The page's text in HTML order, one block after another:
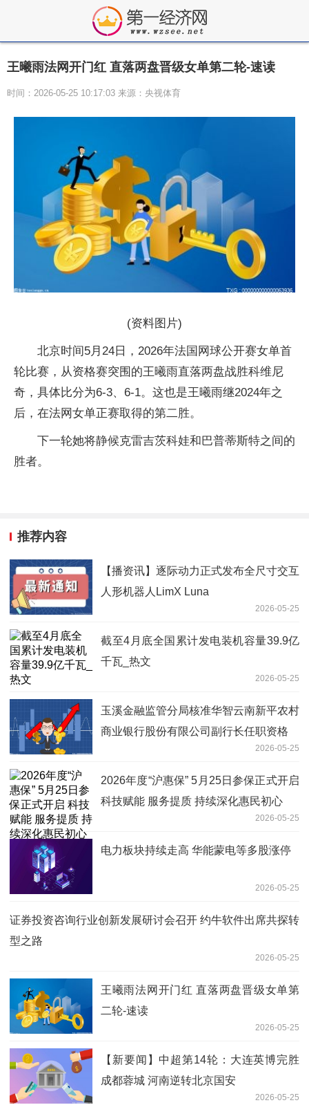
王曦雨法网开门红 直落两盘晋级女单第二轮-速读
时间：2026-05-25 10:17:03 来源：央视体育
(资料图片)
北京时间5月24日，2026年法国网球公开赛女单首
轮比赛，从资格赛突围的王曦雨直落两盘战胜科维尼
奇，具体比分为6-3、6-1。这也是王曦雨继2024年之
后，在法网女单正赛取得的第二胜。
下一轮她将静候克雷吉茨科娃和巴普蒂斯特之间的
胜者。
推荐内容
【播资讯】逐际动力正式发布全尺寸交互
人形机器人LimX Luna
2026-05-25
截至4月底全国累计发电装机容量39.9亿
千瓦_热文
2026-05-25
玉溪金融监管分局核准华智云南新平农村
商业银行股份有限公司副行长任职资格
2026-05-25
2026年度“沪惠保” 5月25日参保正式开启
科技赋能 服务提质 持续深化惠民初心
2026-05-25
电力板块持续走高 华能蒙电等多股涨停
2026-05-25
证券投资咨询行业创新发展研讨会召开 约牛软件出席共探转
型之路
2026-05-25
王曦雨法网开门红 直落两盘晋级女单第
二轮-速读
2026-05-25
【新要闻】中超第14轮：大连英博完胜
成都蓉城 河南逆转北京国安
2026-05-25